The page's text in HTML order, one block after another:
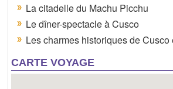
La citadelle du Machu Picchu
Le dîner-spectacle à Cusco
Les charmes historiques de Cusco
CARTE VOYAGE